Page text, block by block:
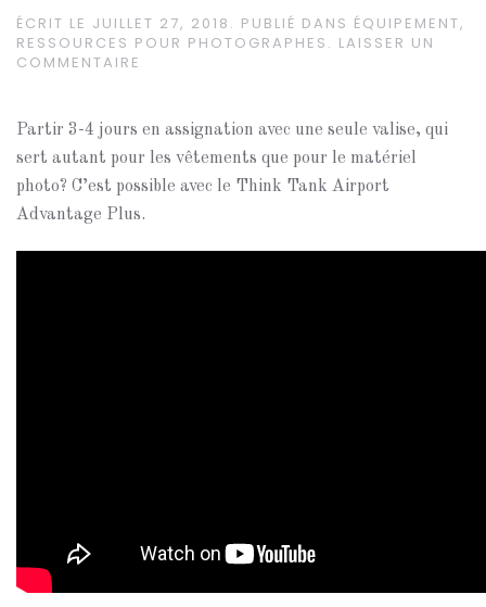
ÉCRIT LE JUILLET 27, 2018 . PUBLIÉ DANS ÉQUIPEMENT,
RESSOURCES POUR PHOTOGRAPHES . LAISSER UN
COMMENTAIRE
Partir 3-4 jours en assignation avec une seule valise, qui
sert autant pour les vêtements que pour le matériel
photo? C’est possible avec le Think Tank Airport
Advantage Plus.